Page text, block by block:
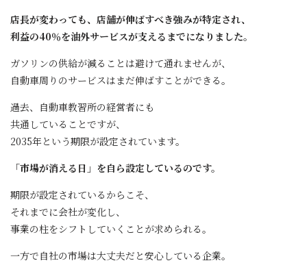
店長が変わっても、店舗が伸ばすべき強みが特定され、
利益の40％を油外サービスが支えるまでになりました。
ガソリンの供給が減ることは避けて通れませんが、
自動車周りのサービスはまだ伸ばすことができる。
過去、自動車教習所の経営者にも
共通していることですが、
2035年という期限が設定されています。
「市場が消える日」を自ら設定しているのです。
期限が設定されているからこそ、
それまでに会社が変化し、
事業の柱をシフトしていくことが求められる。
一方で自社の市場は大丈夫だと安心している企業。